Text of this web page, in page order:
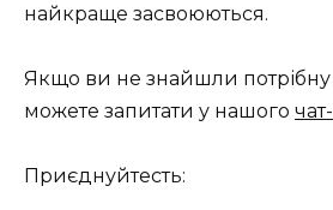
найкраще засвоюються.
Якщо ви не знайшли потрібну
можете запитати у нашого
Приєднуйтесть: